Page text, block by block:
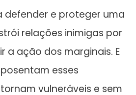
defender e proteger uma
relações inimigas por
a ação dos marginais. E
esses
vulneráveis e sem